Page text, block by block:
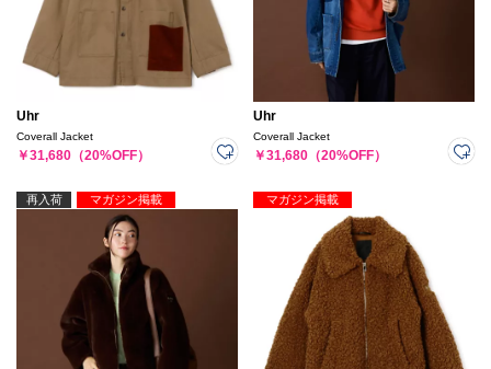
Uhr
Coverall Jacket
￥31,680（20%OFF）
Uhr
Coverall Jacket
￥31,680（20%OFF）
再入荷 マガジン掲載 マガジン掲載